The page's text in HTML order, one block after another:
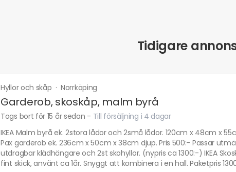
Tidigare
Hyllor och skåp ·Norrköping
Garderob, skoskåp, malm byrå
Togs bort för 15 år sedan - Till försäljning i 4 dagar
IKEA Malm byrå ek. 2stora lådor och 2små lådor. 120cm x 48cm x
Pax garderob ek. 236cm x 50cm x 38cm djup. Pris 500:- Passar
utdragbar klädhängare och 2st skohyllor. (nypris ca 1300:-) IKEA
fint skick, använt ca 1år. Snyggt att kombinera i en hall. Paketpris